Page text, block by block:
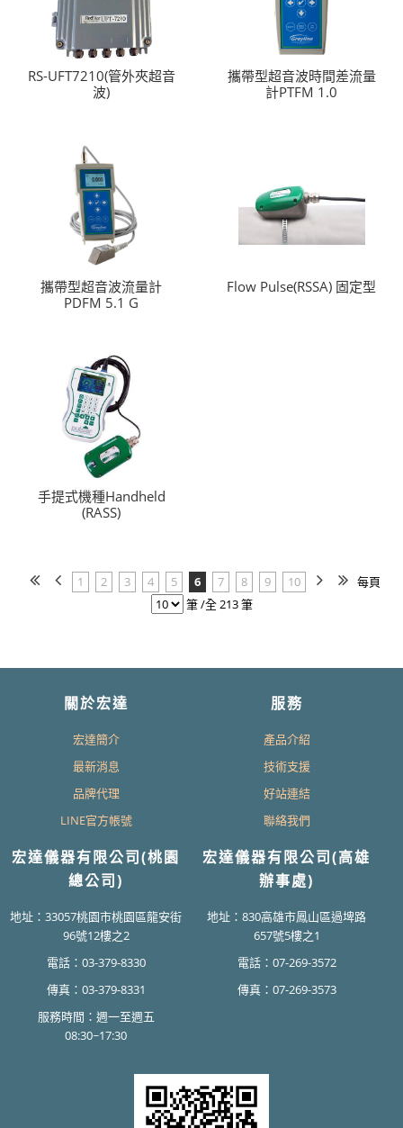
RS-UFT7210(管外夾超音
波)
攜帶型超音波時間差流量
計PTFM 1.0
攜帶型超音波流量計
PDFM 5.1 G
Flow Pulse(RSSA) 固定型
手提式機種Handheld
(RASS)
1 2 3 4 5 6 7 8 9 10
每頁
筆 /全 213 筆
關於宏達
宏達簡介
最新消息
品牌代理
LINE官方帳號
服務
產品介紹
技術支援
好站連結
聯絡我們
宏達儀器有限公司(桃園
總公司)
地址：33057桃園市桃園區龍安街
96號12樓之2
電話：03-379-8330
傳真：03-379-8331
服務時間：週一至週五
08:30~17:30
宏達儀器有限公司(高雄
辦事處)
地址：830高雄市鳳山區過埤路
657號5樓之1
電話：07-269-3572
傳真：07-269-3573